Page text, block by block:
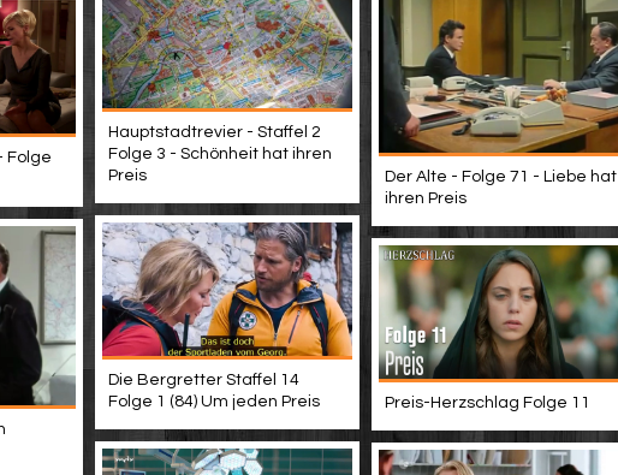
Hauptstadtrevier - Staffel 2
Folge 3 - Schönheit hat ihren
Preis
Der Alte - Folge 71 - Liebe hat
ihren Preis
Folge
Die Bergretter Staffel 14
Folge 1 (84) Um jeden Preis
Preis-Herzschlag Folge 11